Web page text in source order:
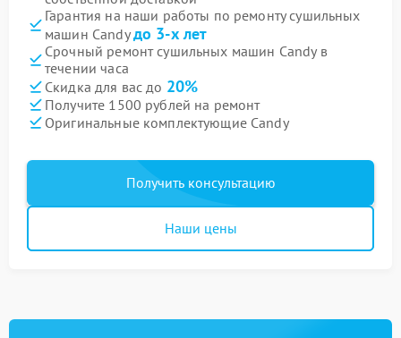
Гарантия на наши работы по ремонту сушильных
машин Candyдо 3-х лет
Срочный ремонт сушильных машин Candy в
течении часа
Скидка для вас до 20%
Получите 1500 рублей на ремонт
Оригинальные комплектующие Candy
Получить консультацию
Наши цены